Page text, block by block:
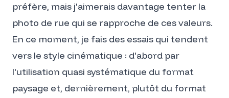
préfère, mais j'aimerais davantage tenter la
photo de rue qui se rapproche de ces valeurs.
En ce moment, je fais des essais qui tendent
vers le style cinématique : d'abord par
l'utilisation quasi systématique du format
paysage et, dernièrement, plutôt du format